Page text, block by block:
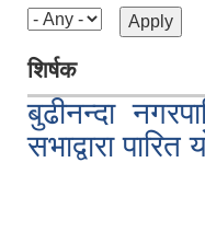
शिर्षक
बुढीनन्दा
सभाद्वारा